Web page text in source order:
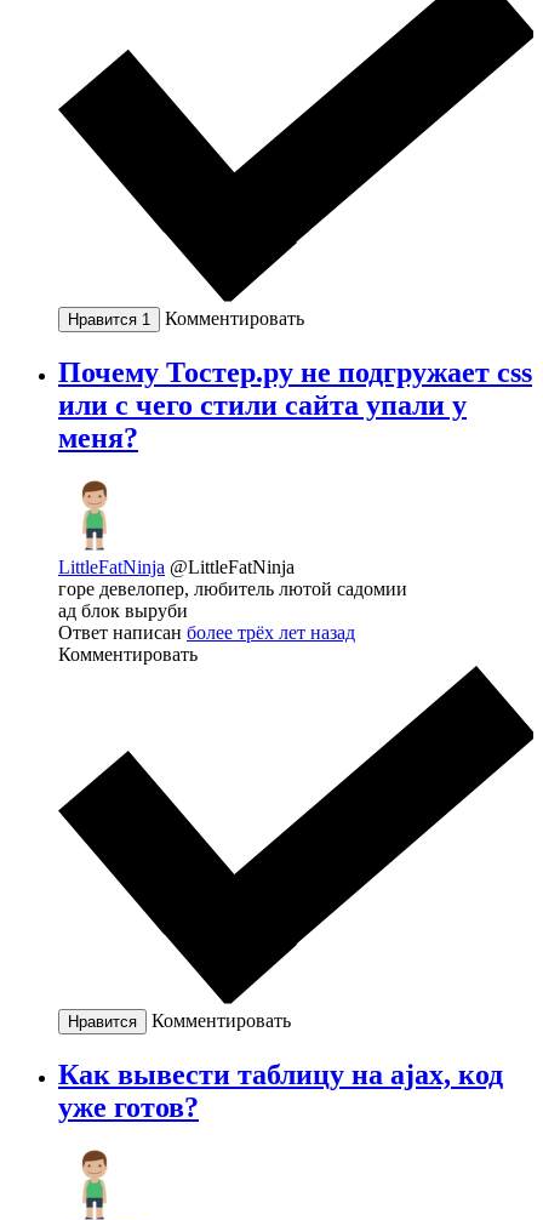
Нравится 1 Комментировать
Почему Тостер.ру не подгружает css
или с чего стили сайта упали у
меня?
LittleFatNinja @LittleFatNinja
горе девелопер, любитель лютой садомии
ад блок выруби
Ответ написан более трёх лет назад
Комментировать
Нравится Комментировать
Как вывести таблицу на ajax, код
уже готов?